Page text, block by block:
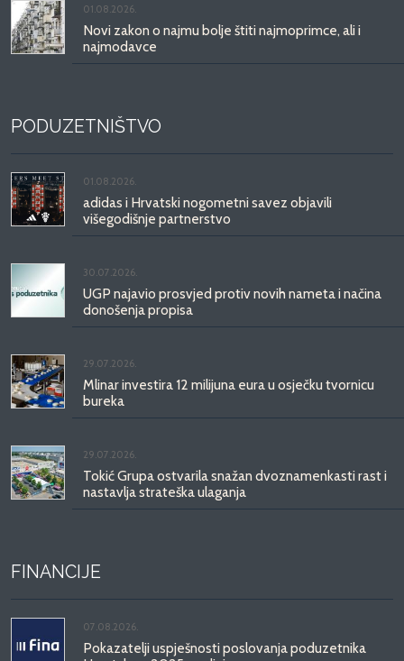
01.08.2026.
Novi zakon o najmu bolje štiti najmoprimce, ali i
najmodavce
PODUZETNIŠTVO
01.08.2026.
adidas i Hrvatski nogometni savez objavili
višegodišnje partnerstvo
30.07.2026.
UGP najavio prosvjed protiv novih nameta i načina
donošenja propisa
29.07.2026.
Mlinar investira 12 milijuna eura u osječku tvornicu
bureka
29.07.2026.
Tokić Grupa ostvarila snažan dvoznamenkasti rast i
nastavlja strateška ulaganja
FINANCIJE
07.08.2026.
Pokazatelji uspješnosti poslovanja poduzetnika